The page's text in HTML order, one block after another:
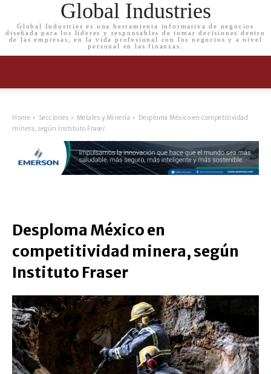
Global Industries
Global Industries es una herramienta informativa de negocios
diseñada para los líderes y responsables de tomar decisiones dentro
de las empresas, en la vida profesional con los negocios y a nivel
personal en las finanzas.
Home Secciones Metales y Minería
Desploma México en competitividad
minera, según Instituto Fraser
Desploma México en
competitividad minera, según
Instituto Fraser